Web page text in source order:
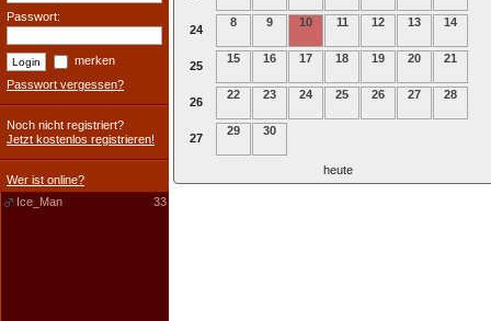
24
8 9 10 11 12 13 14
25
15 16 17 18 19 20 21
26
22 23 24 25 26 27 28
27
29 30
heute
Passwort:
merken
Passwort vergessen?
Noch nicht registriert?
Jetzt kostenlos registrieren!
Wer ist online?
Ice_Man
33